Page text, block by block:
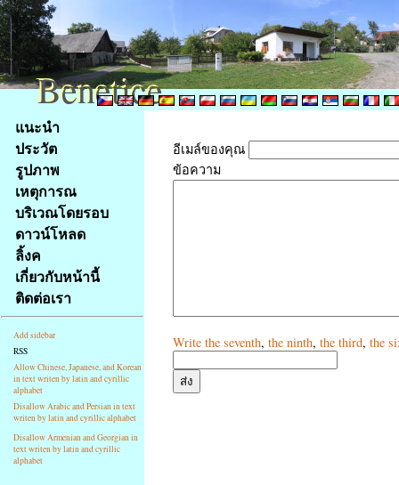
obsah
stránky
Klávesové
zkratky
tomto
webu
základní
Hlavní
strana
แนะนำ
ประวัต
รูปภาพ
เหตุการณ
บริเวณโดยรอบ
ดาวน์โหลด
ลิ้งค
เกี่ยวกับหน้านี้
ติดต่อเรา
Add sidebar
RSS
Allow Chinese, Japanese, and Korean
in text writen by latin and cyrillic
alphabet
Disallow Arabic and Persian in text
writen by latin and cyrillic alphabet
Disallow Armenian and Georgian in
text writen by latin and cyrillic
alphabet
อีเมล์ของคุณ
ข้อความ
Write the seventh, the ninth, the third, the
Benetice
Benetice